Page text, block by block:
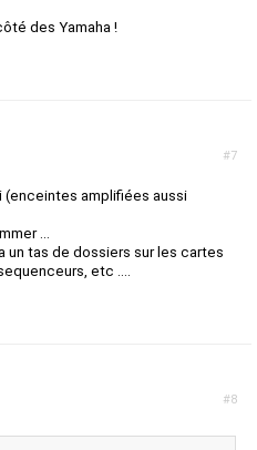
des Yamaha !
#7
amplifiées aussi
...
un tas de dossiers sur les cartes
etc ....
#8